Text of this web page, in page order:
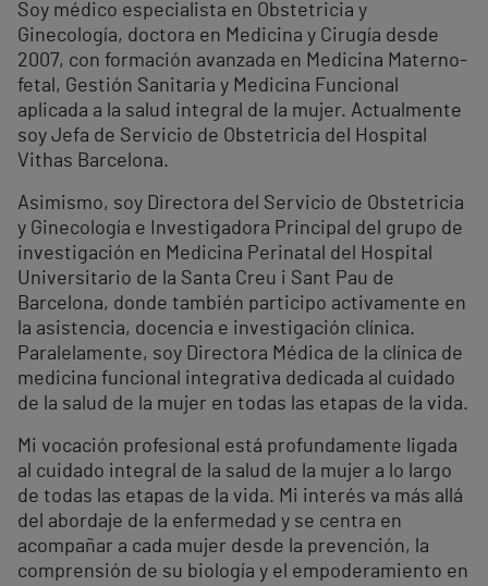
Soy médico especialista en Obstetricia y
Ginecología, doctora en Medicina y Cirugía desde
2007, con formación avanzada en Medicina Materno-
fetal, Gestión Sanitaria y Medicina Funcional
aplicada a la salud integral de la mujer. Actualmente
soy Jefa de Servicio de Obstetricia del Hospital
Vithas Barcelona.
Asimismo, soy Directora del Servicio de Obstetricia
y Ginecología e Investigadora Principal del grupo de
investigación en Medicina Perinatal del Hospital
Universitario de la Santa Creu i Sant Pau de
Barcelona, donde también participo activamente en
la asistencia, docencia e investigación clínica.
Paralelamente, soy Directora Médica de la clínica de
medicina funcional integrativa dedicada al cuidado
de la salud de la mujer en todas las etapas de la vida.
Mi vocación profesional está profundamente ligada
al cuidado integral de la salud de la mujer a lo largo
de todas las etapas de la vida. Mi interés va más allá
del abordaje de la enfermedad y se centra en
acompañar a cada mujer desde la prevención, la
comprensión de su biología y el empoderamiento en